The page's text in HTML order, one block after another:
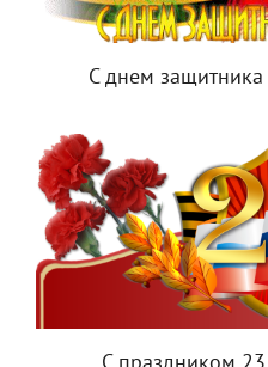
С днем защитника